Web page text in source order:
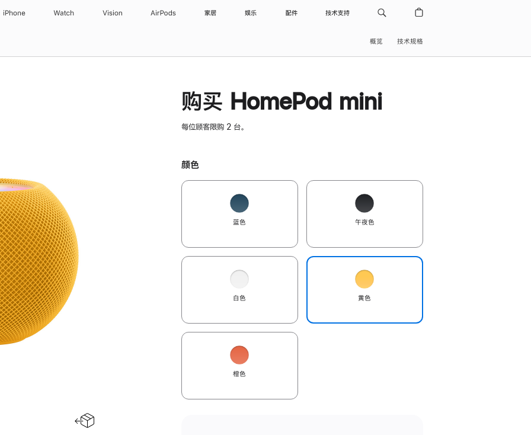
iPhone Watch Vision AirPods 家居 娱乐 配件 技术支持
概览 技术规格
购买 HomePod mini
每位顾客限购 2 台。
颜色
蓝色 午夜色
白色 黄色
橙色